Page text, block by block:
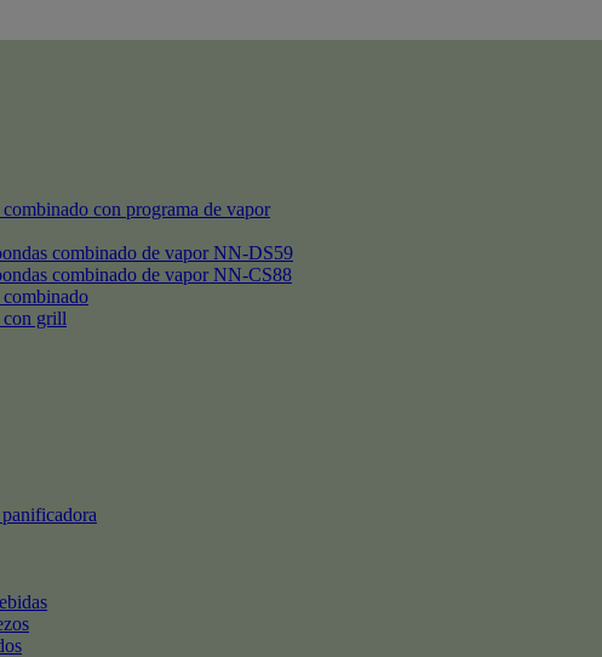
con programa de vapor
combinado de vapor NN-DS59
combinado de vapor NN-CS88
con grill